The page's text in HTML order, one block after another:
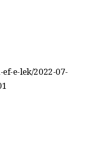
e-lek/2022-07-